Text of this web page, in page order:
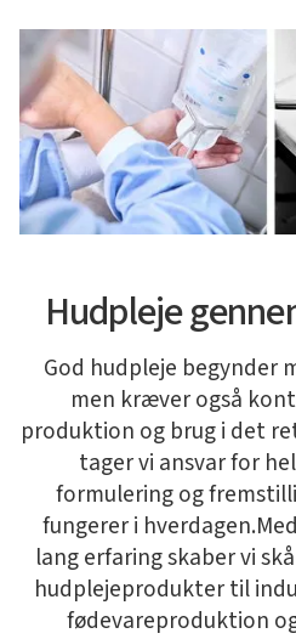
Hudpleje
God hudpleje begynder
men kræver også
produktion og brug i det
tager vi ansvar for
formulering og
fungerer i
lang erfaring skaber vi
hudplejeprodukter til
fødevareproduktion